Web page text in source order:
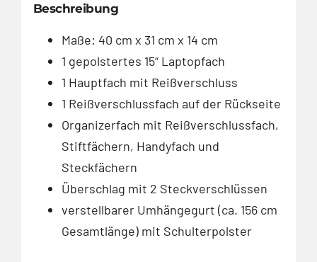
Beschreibung
Maße: 40 cm x 31 cm x 14 cm
1 gepolstertes 15“ Laptopfach
1 Hauptfach mit Reißverschluss
1 Reißverschlussfach auf der Rückseite
Organizerfach mit Reißverschlussfach,
Stiftfächern, Handyfach und
Steckfächern
Überschlag mit 2 Steckverschlüssen
verstellbarer Umhängegurt (ca. 156 cm
Gesamtlänge) mit Schulterpolster